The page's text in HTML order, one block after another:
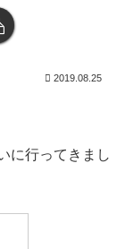
2019.08.25
に行ってきまし